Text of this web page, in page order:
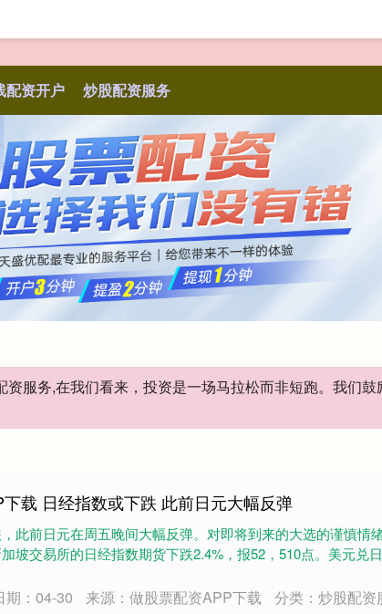
配资开户 炒股配资服务
服务,在我们看来，投资是一场马拉松而非短跑。我们
载 日经指数或下跌 此前日元大幅反弹
此前日元在周五晚间大幅反弹。对即将到来的大选的谨慎情
坡交易所的日经指数期货下跌2.4%，报52，510点。美元兑
期：04-30 来源：做股票配资APP下载 分类：炒股配资